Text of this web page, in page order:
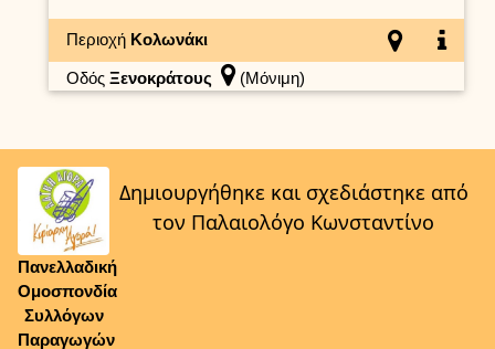
Περιοχή Κολωνάκι
Οδός Ξενοκράτους (Μόνιμη)
Πανελλαδική
Ομοσπονδία
Συλλόγων
Παραγωγών
Δημιουργήθηκε και σχεδιάστηκε από
τον Παλαιολόγο Κωνσταντίνο